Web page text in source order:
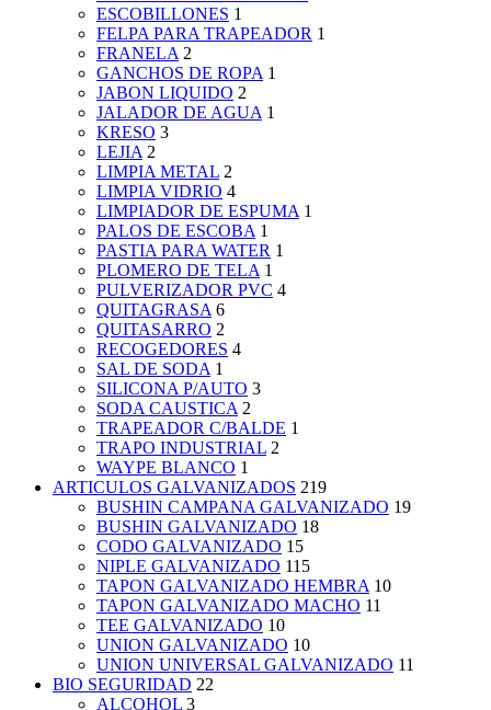
ESCOBILLONES 1
FELPA PARA TRAPEADOR 1
FRANELA 2
GANCHOS DE ROPA 1
JABON LIQUIDO 2
JALADOR DE AGUA 1
KRESO 3
LEJIA 2
LIMPIA METAL 2
LIMPIA VIDRIO 4
LIMPIADOR DE ESPUMA 1
PALOS DE ESCOBA 1
PASTIA PARA WATER 1
PLOMERO DE TELA 1
PULVERIZADOR PVC 4
QUITAGRASA 6
QUITASARRO 2
RECOGEDORES 4
SAL DE SODA 1
SILICONA P/AUTO 3
SODA CAUSTICA 2
TRAPEADOR C/BALDE 1
TRAPO INDUSTRIAL 2
WAYPE BLANCO 1
ARTICULOS GALVANIZADOS 219
BUSHIN CAMPANA GALVANIZADO 19
BUSHIN GALVANIZADO 18
CODO GALVANIZADO 15
NIPLE GALVANIZADO 115
TAPON GALVANIZADO HEMBRA 10
TAPON GALVANIZADO MACHO 11
TEE GALVANIZADO 10
UNION GALVANIZADO 10
UNION UNIVERSAL GALVANIZADO 11
BIO SEGURIDAD 22
ALCOHOL 3